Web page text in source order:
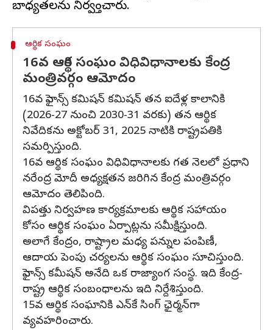
ఆర్థిక సంఘం
16వ ఆర్థిక సంఘం విధివిధానాలకు కేంద్ర
మంత్రివర్గం ఆమోదం
16వ ఫైనాన్స్ కమిషన్ కమిషన్ తన ఐదేళ్ల కాలానికి
(2026-27 నుంచి 2030-31 వరకు) తన ఆర్థిక
నివేదికను అక్టోబర్ 31, 2025 నాటికి రాష్ట్రపతికి
సమర్పిస్తుంది.
16వ ఆర్థిక సంఘం విధివిధానాలకు గత నెలలో ప్రధాని
నరేంద్ర మోదీ అధ్యక్షతన జరిగిన కేంద్ర మంత్రివర్గం
ఆమోదం తెలిపింది.
విపత్తు నిర్వహణ కార్యక్రమాలకు ఆర్థిక సహాయం
కోసం ఆర్థిక సంఘం ఏర్పాట్లను సమీక్షిస్తుంది.
అలాగే కేంద్రం, రాష్ట్రాల మధ్య పన్నుల పంపిణీ,
ఆదాయ పెంపు చర్యలను ఆర్థిక సంఘం సూచిస్తుంది.
ఫైనాన్స్ కమీషన్ అనేది ఒక రాజ్యాంగ సంస్థ. ఇది కేంద్ర-
రాష్ట్ర ఆర్థిక సంబంధాలను ఇది నిర్దేశిస్తుంది.
15వ ఆర్థిక సంఘానికి ఎన్‌కే సింగ్ ఛైర్మన్‌గా
వ్యవహరించారు.